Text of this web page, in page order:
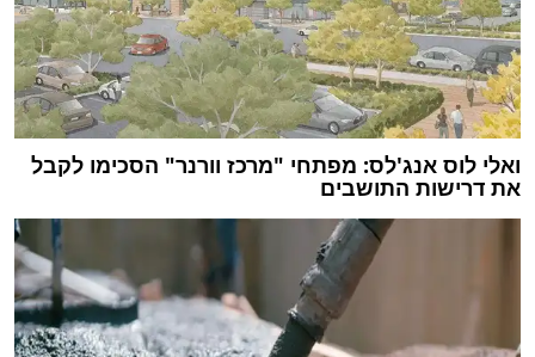
ואלי לוס אנג'לס: מפתחי "מרכז וורנר" הסכימו לקבל
את דרישות התושבים